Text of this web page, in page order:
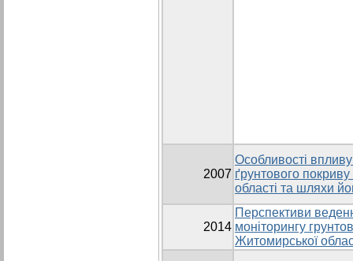
2007
Особливості
ґрунтового
області та шляхи
2014
Перспективи
моніторингу
Житомирської